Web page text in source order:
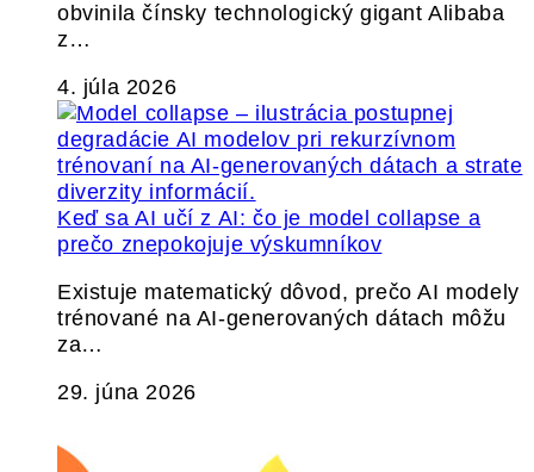
obvinila čínsky technologický gigant Alibaba
z…
4. júla 2026
Keď sa AI učí z AI: čo je model collapse a
prečo znepokojuje výskumníkov
Existuje matematický dôvod, prečo AI modely
trénované na AI-generovaných dátach môžu
za…
29. júna 2026